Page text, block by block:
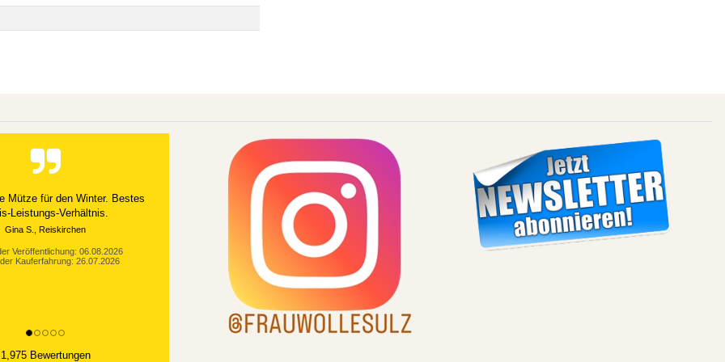
Mütze für den Winter. Bestes
Leistungs-Verhältnis.
Gina S., Reiskirchen
Veröffentlichung: 06.08.2026
Kauferfahrung: 26.07.2026
1,975 Bewertungen